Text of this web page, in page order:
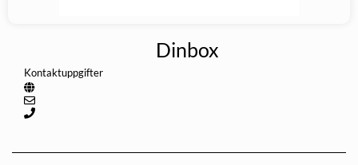
Dinbox
Kontaktuppgifter